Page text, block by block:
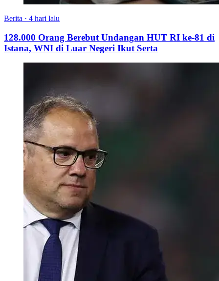
Berita · 4 hari lalu
128.000 Orang Berebut Undangan HUT RI ke-81 di
Istana, WNI di Luar Negeri Ikut Serta